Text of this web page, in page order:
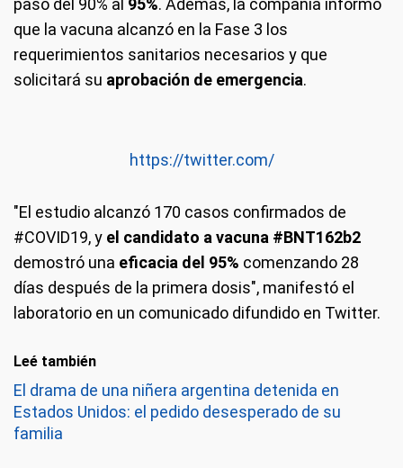
pasó del 90% al 95%. Además, la compañía informó
que la vacuna alcanzó en la Fase 3 los
requerimientos sanitarios necesarios y que
solicitará su aprobación de emergencia.
https://twitter.com/
"El estudio alcanzó 170 casos confirmados de
#COVID19, y el candidato a vacuna #BNT162b2
demostró una eficacia del 95% comenzando 28
días después de la primera dosis", manifestó el
laboratorio en un comunicado difundido en Twitter.
Leé también
El drama de una niñera argentina detenida en
Estados Unidos: el pedido desesperado de su
familia